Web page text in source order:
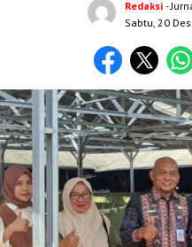
Redaksi -
Sabtu, 20